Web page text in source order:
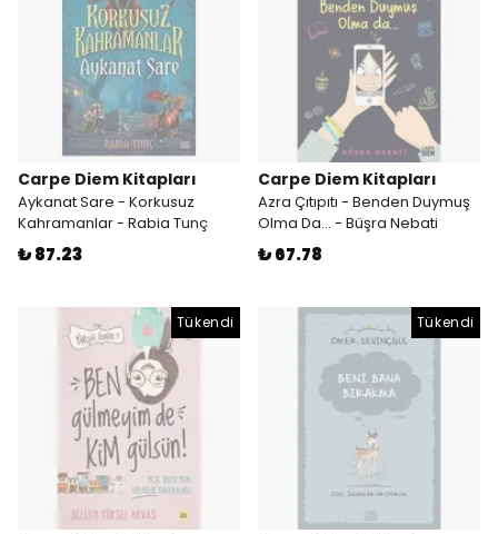
Carpe Diem Kitapları
Aykanat Sare - Korkusuz
Kahramanlar - Rabia Tunç
₺ 87.23
Carpe Diem Kitapları
Azra Çıtıpıtı - Benden Duymuş
Olma Da… - Büşra Nebati
₺ 67.78
Tükendi Tükendi